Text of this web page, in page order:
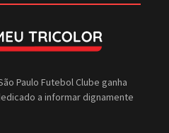
Paulo Futebol Clube ganha
a informar dignamente